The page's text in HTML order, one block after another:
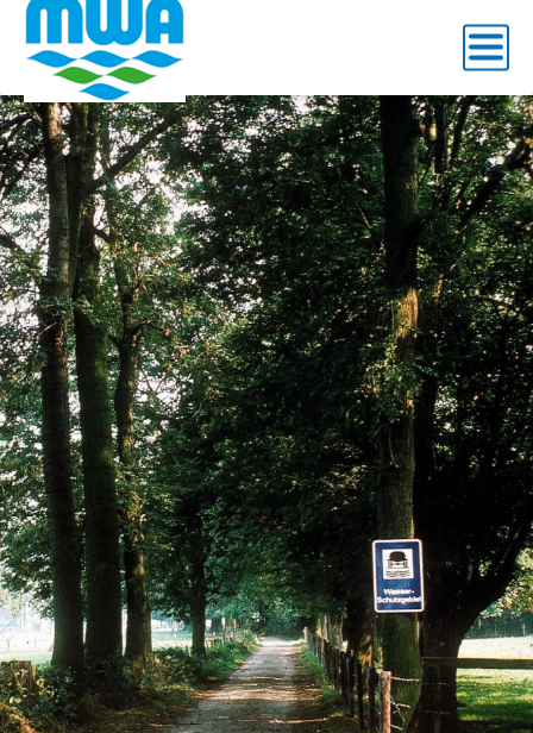
Wasserschutzgebiet